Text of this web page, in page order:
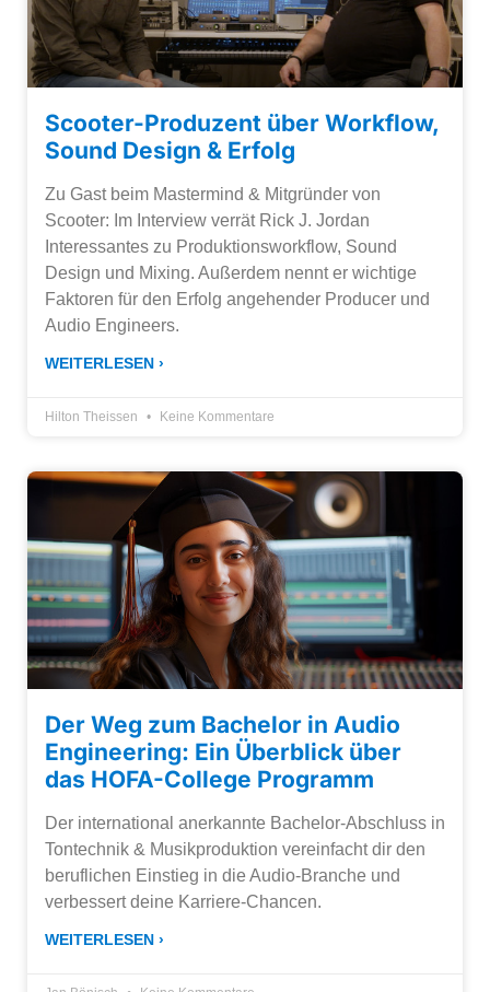
Scooter-Produzent über Workflow,
Sound Design & Erfolg
Zu Gast beim Mastermind & Mitgründer von
Scooter: Im Interview verrät Rick J. Jordan
Interessantes zu Produktionsworkflow, Sound
Design und Mixing. Außerdem nennt er wichtige
Faktoren für den Erfolg angehender Producer und
Audio Engineers.
WEITERLESEN ›
Hilton Theissen Keine Kommentare
Der Weg zum Bachelor in Audio
Engineering: Ein Überblick über
das HOFA-College Programm
Der international anerkannte Bachelor-Abschluss in
Tontechnik & Musikproduktion vereinfacht dir den
beruflichen Einstieg in die Audio-Branche und
verbessert deine Karriere-Chancen.
WEITERLESEN ›